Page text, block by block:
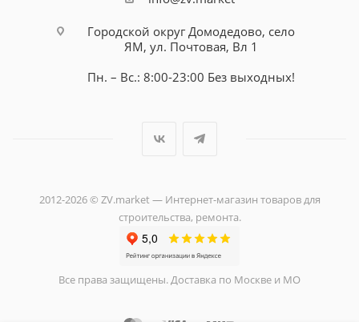
Городской округ Домодедово, село
ЯМ, ул. Почтовая, Вл 1
Пн. – Вс.: 8:00-23:00 Без выходных!
2012-2026 © ZV.market — Интернет-магазин товаров для
строительства, ремонта.
Все права защищены. Доставка по Москве и МО